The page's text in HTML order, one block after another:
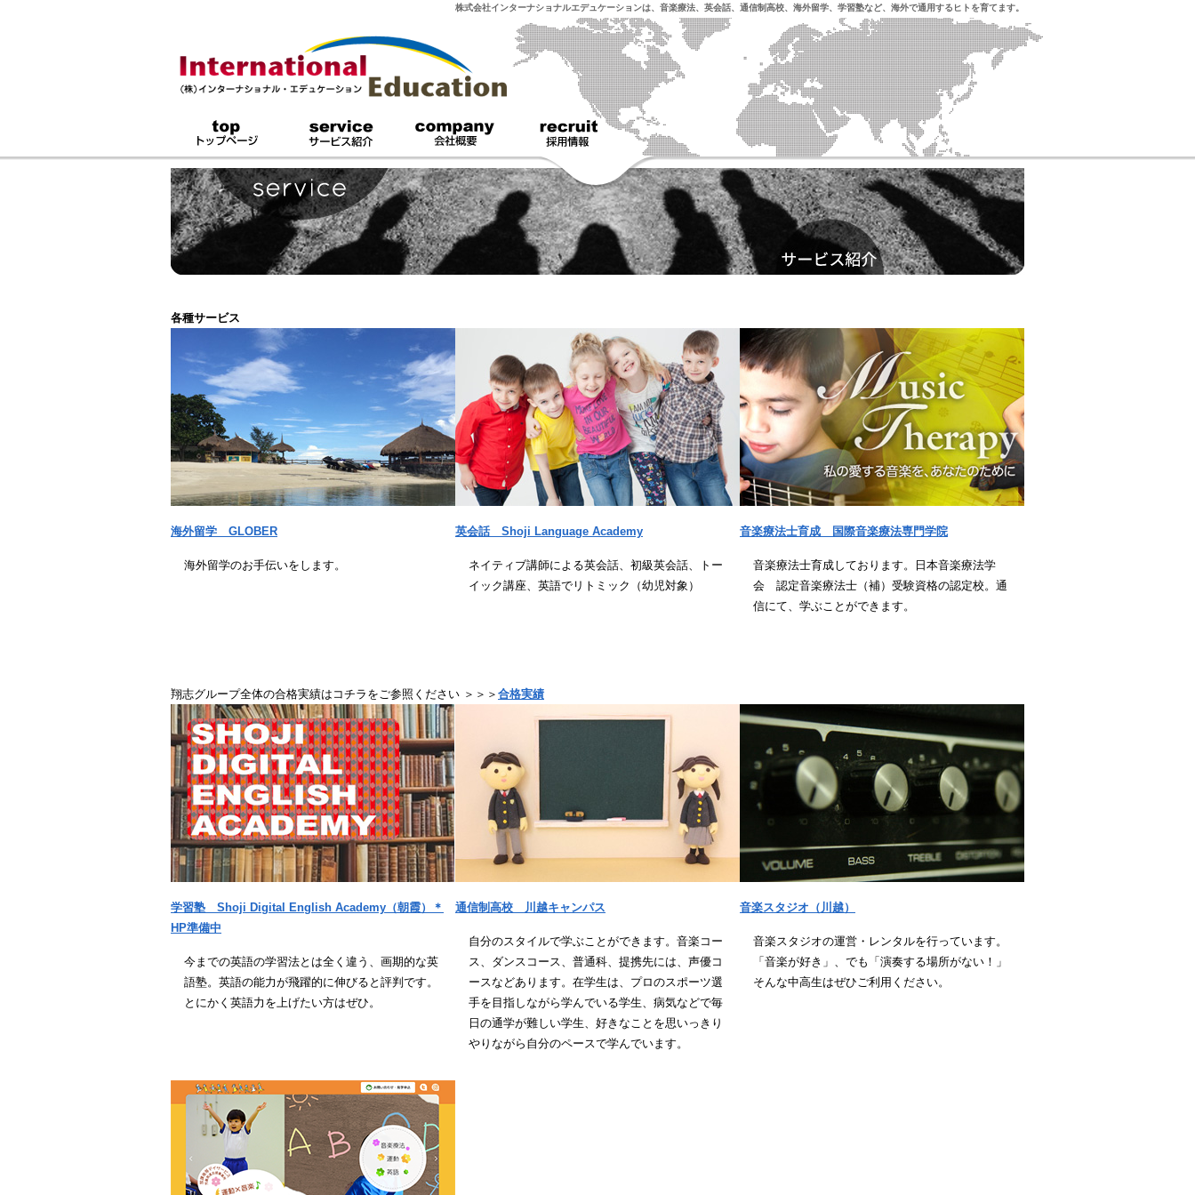
株式会社インターナショナルエデュケーションは、音楽療法、英会話、通信制高校、海外留学、学習塾など、海外で通用するヒトを育てます。
top - トップページ service - サービス紹介 company - 会社概要 recruit - 採用情報
各種サービス
海外留学 GLOBER
海外留学のお手伝いをします。
英会話 Shoji Language Academy
ネイティブ講師による英会話、初級英会話、トー
イック講座、英語でリトミック（幼児対象）
音楽療法士育成 国際音楽療法専門学院
音楽療法士育成しております。日本音楽療法学
会 認定音楽療法士（補）受験資格の認定校。通
信にて、学ぶことができます。
翔志グループ全体の合格実績はコチラをご参照ください ＞＞＞ 合格実績
学習塾 Shoji Digital English Academy（朝霞）＊
HP準備中
今までの英語の学習法とは全く違う、画期的な英
語塾。英語の能力が飛躍的に伸びると評判です。
とにかく英語力を上げたい方はぜひ。
通信制高校 川越キャンパス
自分のスタイルで学ぶことができます。音楽コー
ス、ダンスコース、普通科、提携先には、声優コ
ースなどあります。在学生は、プロのスポーツ選
手を目指しながら学んでいる学生、病気などで毎
日の通学が難しい学生、好きなことを思いっきり
やりながら自分のペースで学んでいます。
音楽スタジオ（川越）
音楽スタジオの運営・レンタルを行っています。
「音楽が好き」、でも「演奏する場所がない！」
そんな中高生はぜひご利用ください。